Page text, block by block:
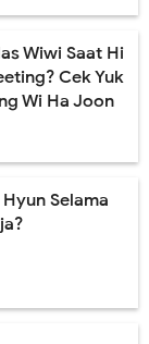
Wiwi Saat Hi
Cek Yuk
Wi Ha Joon
Selama